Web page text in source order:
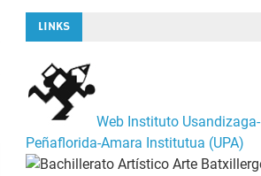
LINKS
Web Instituto Usandizaga-
Peñaflorida-Amara Institutua (UPA)